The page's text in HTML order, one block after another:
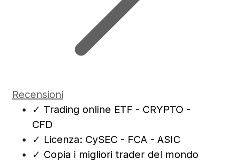
Recensioni
✓ Trading online ETF - CRYPTO -
CFD
✓ Licenza: CySEC - FCA - ASIC
✓ Copia i migliori trader del mondo